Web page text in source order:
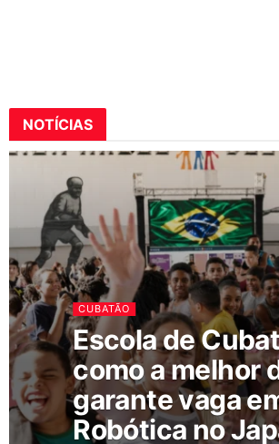
NOTÍCIAS
CUBATÃO
Escola de
como a melhor
garante vaga
Robótica no